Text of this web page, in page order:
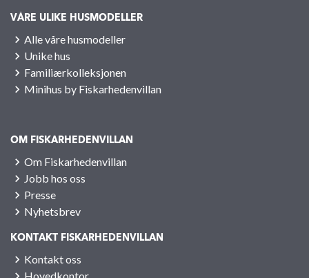
VÅRE ULIKE HUSMODELLER
Alle våre husmodeller
Unike hus
Familiærkolleksjonen
Minihus by Fiskarhedenvillan
OM FISKARHEDENVILLAN
Om Fiskarhedenvillan
Jobb hos oss
Presse
Nyhetsbrev
KONTAKT FISKARHEDENVILLAN
Kontakt oss